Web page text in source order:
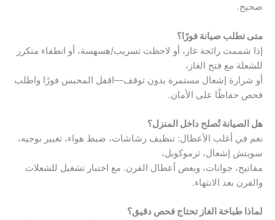
صحيح.
متى تطلب صيانة فورًا؟
إذا شممت رائحة غاز، أو لاحظت تسريب/هسهسة، أو انطفاء متكرر
للشعلة مع فتح الغاز،
أو شرارة إشعال مستمرة بدون توقف—اقفل المحبس فورًا واطلب
فحص حفاظًا على الأمان.
هل الصيانة تُصلح داخل المنزل؟
نعم في أغلب الأعطال: تنظيف رشاشات، ضبط هواء، تغيير بوجيه،
سويتش إشعال، ثرموكوبل،
مفاتيح، جوانات، وبعض أعطال الفرن. مع اختبار تشغيل للشعلات
والفرن بعد الانتهاء.
لماذا طباخة الغاز تحتاج فحص دقيق؟